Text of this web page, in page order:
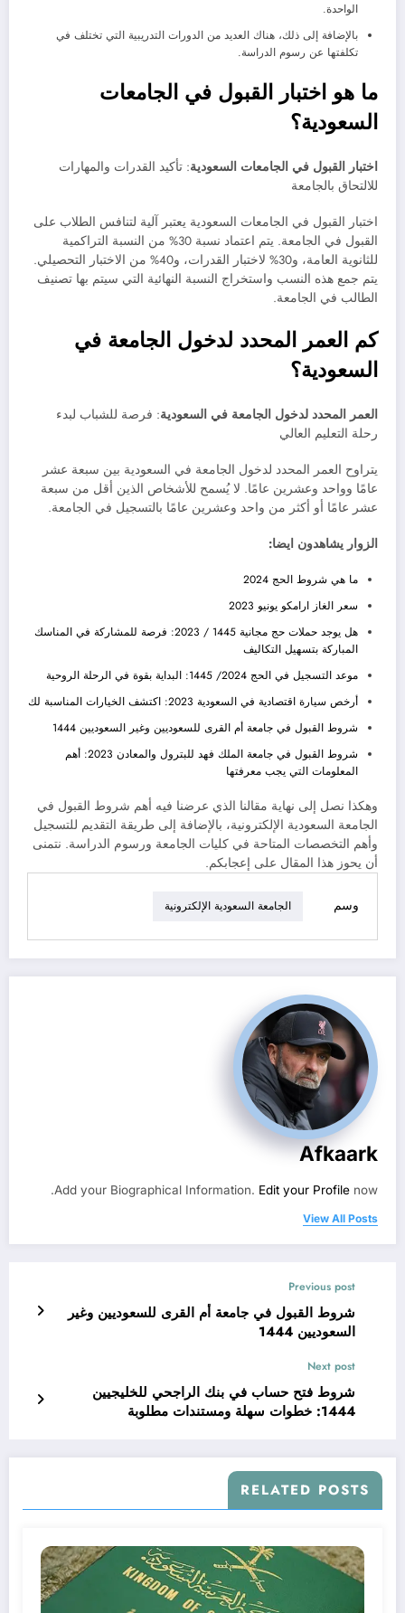
الواحدة.
بالإضافة إلى ذلك، هناك العديد من الدورات التدريبية التي تختلف في
تكلفتها عن رسوم الدراسة.
ما هو اختبار القبول في الجامعات
السعودية؟
اختبار القبول في الجامعات السعودية: تأكيد القدرات والمهارات
للالتحاق بالجامعة
اختبار القبول في الجامعات السعودية يعتبر آلية لتنافس الطلاب على
القبول في الجامعة. يتم اعتماد نسبة 30% من النسبة التراكمية
للثانوية العامة، و30% لاختبار القدرات، و40% من الاختبار التحصيلي.
يتم جمع هذه النسب واستخراج النسبة النهائية التي سيتم بها تصنيف
الطالب في الجامعة.
كم العمر المحدد لدخول الجامعة في
السعودية؟
العمر المحدد لدخول الجامعة في السعودية: فرصة للشباب لبدء
رحلة التعليم العالي
يتراوح العمر المحدد لدخول الجامعة في السعودية بين سبعة عشر
عامًا وواحد وعشرين عامًا. لا يُسمح للأشخاص الذين أقل من سبعة
عشر عامًا أو أكثر من واحد وعشرين عامًا بالتسجيل في الجامعة.
الزوار يشاهدون ايضا:
ما هي شروط الحج 2024
سعر الغاز ارامكو يونيو 2023
هل يوجد حملات حج مجانية 1445 / 2023: فرصة للمشاركة في المناسك
المباركة بتسهيل التكاليف
موعد التسجيل في الحج 2024/ 1445: البداية بقوة في الرحلة الروحية
أرخص سيارة اقتصادية في السعودية 2023: اكتشف الخيارات المناسبة لك
شروط القبول في جامعة أم القرى للسعوديين وغير السعوديين 1444
شروط القبول في جامعة الملك فهد للبترول والمعادن 2023: أهم
المعلومات التي يجب معرفتها
وهكذا نصل إلى نهاية مقالنا الذي عرضنا فيه أهم شروط القبول في
الجامعة السعودية الإلكترونية، بالإضافة إلى طريقة التقديم للتسجيل
وأهم التخصصات المتاحة في كليات الجامعة ورسوم الدراسة. نتمنى
أن يحوز هذا المقال على إعجابكم.
وسم الجامعة السعودية الإلكترونية
Afkaark
Add your Biographical Information. Edit your Profile now.
View All Posts
Previous post
شروط القبول في جامعة أم القرى للسعوديين وغير
السعوديين 1444
Next post
شروط فتح حساب في بنك الراجحي للخليجيين
1444: خطوات سهلة ومستندات مطلوبة
RELATED POSTS